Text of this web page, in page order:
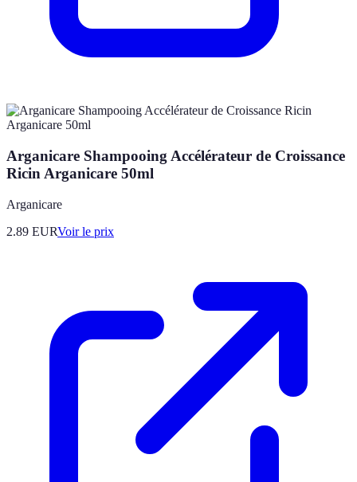
Arganicare Shampooing Accélérateur de Croissance
Ricin Arganicare 50ml
Arganicare
2.89 EURVoir le prix